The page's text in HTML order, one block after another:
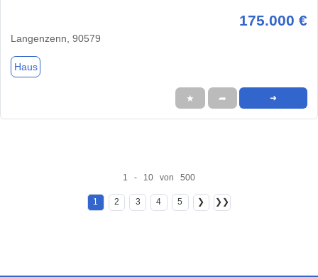
175.000 €
Langenzenn, 90579
Haus
★ ➦ ➜
1 - 10 von 500
1 2 3 4 5 ❯ ❯❯